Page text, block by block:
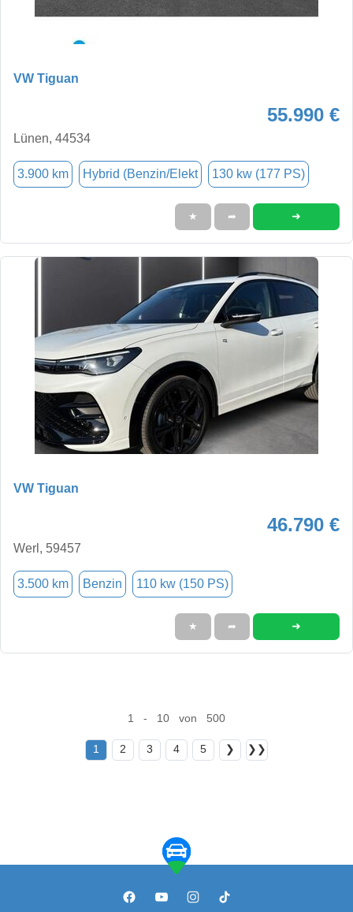
VW Tiguan
55.990 €
Lünen, 44534
3.900 km Hybrid (Benzin/Elekt 130 kw (177 PS)
★ ➦ ➜
VW Tiguan
46.790 €
Werl, 59457
3.500 km Benzin 110 kw (150 PS)
★ ➦ ➜
1 - 10 von 500
1 2 3 4 5 ❯ ❯❯